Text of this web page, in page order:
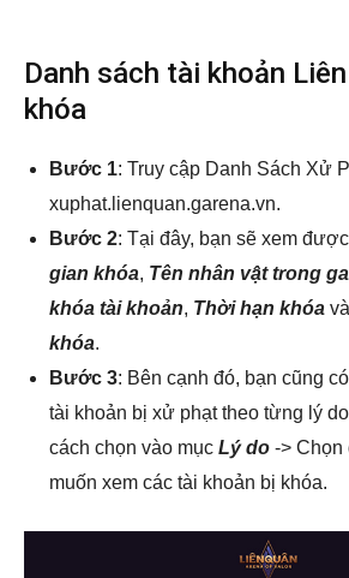
Danh sách tài khoản
khóa
Bước 1: Truy cập Danh Sách Xử
xuphat.lienquan.garena.vn.
Bước 2: Tại đây, bạn sẽ xem
gian khóa, Tên nhân vật trong
khóa tài khoản, Thời hạn khóa và
khóa.
Bước 3: Bên cạnh đó, bạn cũng
tài khoản bị xử phạt theo từng lý
cách chọn vào mục Lý do -> Chọn
muốn xem các tài khoản bị khóa.